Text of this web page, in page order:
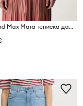
Weekend Max Mara тениска дамска от памук WKDEDISON